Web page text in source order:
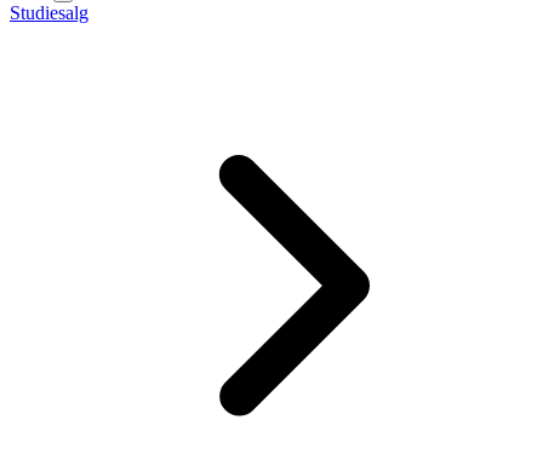
Studiesalg